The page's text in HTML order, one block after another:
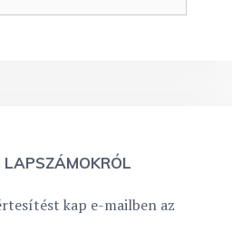
LAPSZÁMOKRÓL
kap e-mailben az